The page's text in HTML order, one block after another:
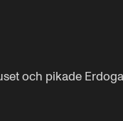
och pikade